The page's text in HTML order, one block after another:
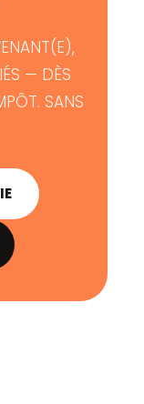
— DÈS
SANS